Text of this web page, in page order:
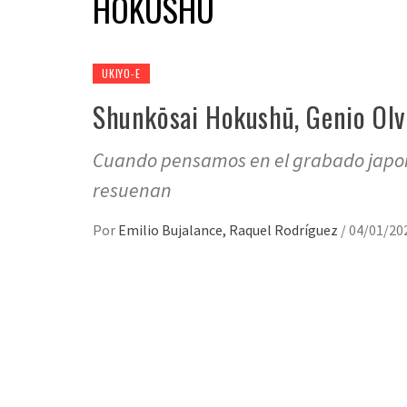
UKIYO-E
Shunkōsai Hokushū, Genio
Cuando pensamos en el grabado
resuenan
Por Emilio Bujalance, Raquel Rodríguez /04/01/